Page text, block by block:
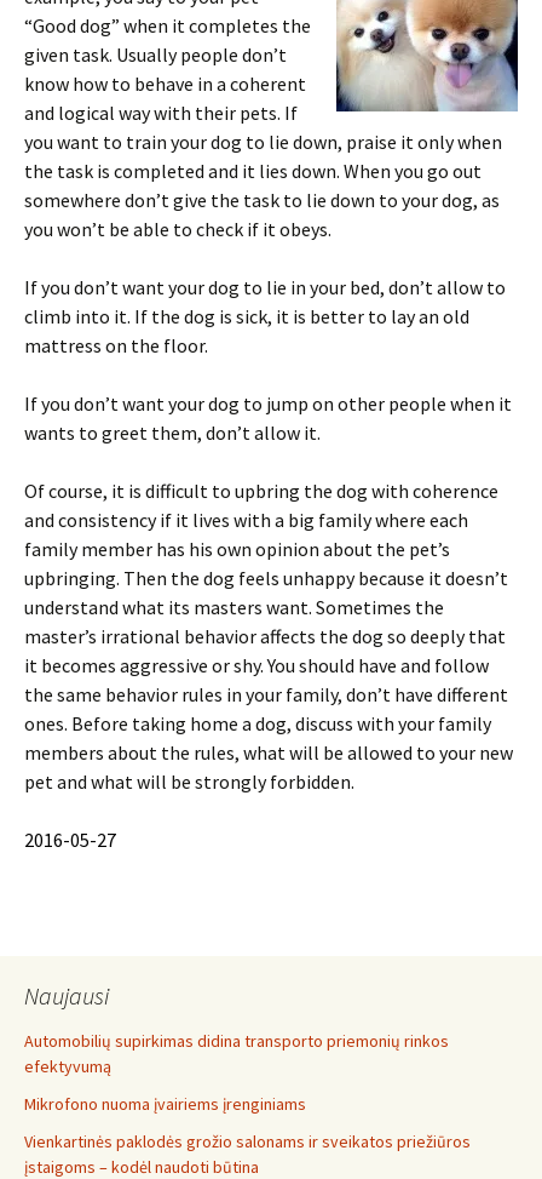
“Good dog” when it completes the
given task. Usually people don’t
know how to behave in a coherent
and logical way with their pets. If
you want to train your dog to lie down, praise it only when
the task is completed and it lies down. When you go out
somewhere don’t give the task to lie down to your dog, as
you won’t be able to check if it obeys.
If you don’t want your dog to lie in your bed, don’t allow to
climb into it. If the dog is sick, it is better to lay an old
mattress on the floor.
If you don’t want your dog to jump on other people when it
wants to greet them, don’t allow it.
Of course, it is difficult to upbring the dog with coherence
and consistency if it lives with a big family where each
family member has his own opinion about the pet’s
upbringing. Then the dog feels unhappy because it doesn’t
understand what its masters want. Sometimes the
master’s irrational behavior affects the dog so deeply that
it becomes aggressive or shy. You should have and follow
the same behavior rules in your family, don’t have different
ones. Before taking home a dog, discuss with your family
members about the rules, what will be allowed to your new
pet and what will be strongly forbidden.
2016-05-27
Naujausi
Automobilių supirkimas didina transporto priemonių rinkos
efektyvumą
Mikrofono nuoma įvairiems įrenginiams
Vienkartinės paklodės grožio salonams ir sveikatos priežiūros
įstaigoms – kodėl naudoti būtina